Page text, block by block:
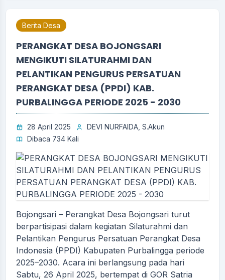
Berita Desa
PERANGKAT DESA BOJONGSARI
MENGIKUTI SILATURAHMI DAN
PELANTIKAN PENGURUS PERSATUAN
PERANGKAT DESA (PPDI) KAB.
PURBALINGGA PERIODE 2025 - 2030
28 April 2025
DEVI NURFAIDA, S.Akun
Dibaca 734 Kali
Bojongsari – Perangkat Desa Bojongsari turut
berpartisipasi dalam kegiatan Silaturahmi dan
Pelantikan Pengurus Persatuan Perangkat Desa
Indonesia (PPDI) Kabupaten Purbalingga periode
2025–2030. Acara ini berlangsung pada hari
Sabtu, 26 April 2025, bertempat di GOR Satria